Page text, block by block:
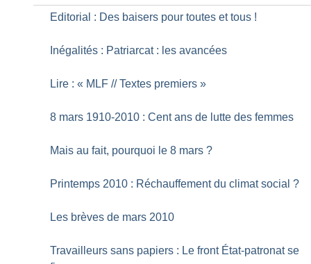
Editorial : Des baisers pour toutes et tous !
Inégalités : Patriarcat : les avancées
Lire : « MLF // Textes premiers »
8 mars 1910-2010 : Cent ans de lutte des femmes
Mais au fait, pourquoi le 8 mars ?
Printemps 2010 : Réchauffement du climat social ?
Les brèves de mars 2010
Travailleurs sans papiers : Le front État-patronat se